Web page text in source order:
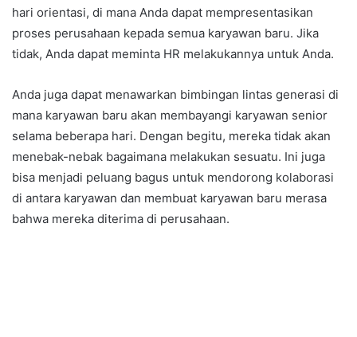
hari orientasi, di mana Anda dapat mempresentasikan
proses perusahaan kepada semua karyawan baru. Jika
tidak, Anda dapat meminta HR melakukannya untuk Anda.
Anda juga dapat menawarkan bimbingan lintas generasi di
mana karyawan baru akan membayangi karyawan senior
selama beberapa hari. Dengan begitu, mereka tidak akan
menebak-nebak bagaimana melakukan sesuatu. Ini juga
bisa menjadi peluang bagus untuk mendorong kolaborasi
di antara karyawan dan membuat karyawan baru merasa
bahwa mereka diterima di perusahaan.